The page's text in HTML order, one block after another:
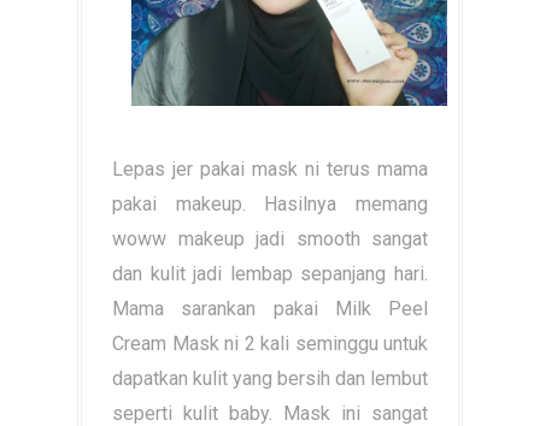
Lepas jer pakai mask ni terus mama
pakai makeup. Hasilnya memang
woww makeup jadi smooth sangat
dan kulit jadi lembap sepanjang hari.
Mama sarankan pakai Milk Peel
Cream Mask ni 2 kali seminggu untuk
dapatkan kulit yang bersih dan lembut
seperti kulit baby. Mask ini sangat